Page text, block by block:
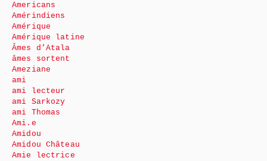
Americans
Amérindiens
Amérique
Amérique latine
Âmes d’Atala
âmes sortent
Ameziane
ami
ami lecteur
ami Sarkozy
ami Thomas
Ami.e
Amidou
Amidou Château
Amie lectrice